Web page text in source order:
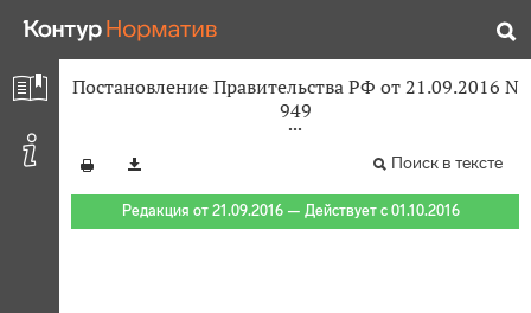
Постановление Правительства РФ от 21.09.2016 N
949
Поиск в тексте
Редакция от 21.09.2016 — Действует с 01.10.2016